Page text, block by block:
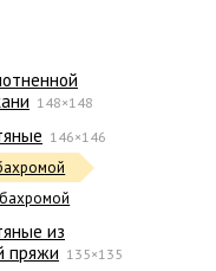
148×148
146×146
из
пряжи 135×135